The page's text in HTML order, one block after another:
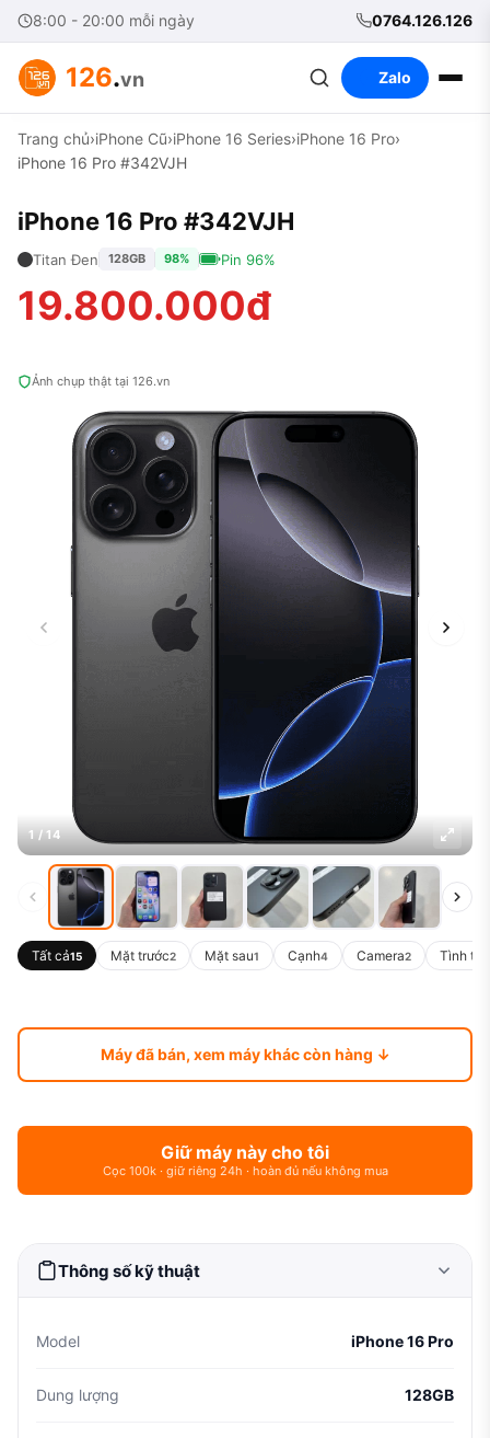
8:00 - 20:00 mỗi ngày 0764.126.126
126.vn Zalo
Trang chủ›iPhone Cũ›iPhone 16 Series›iPhone 16 Pro›
iPhone 16 Pro #342VJH
Ảnh chụp thật tại 126.vn
1 / 14
Tất cả15 Mặt trước2 Mặt sau1 Cạnh4 Camera2 Tình
iPhone 16 Pro #342VJH
Titan Đen 128GB 98% Pin 96%
19.800.000đ
Máy đã bán, xem máy khác còn hàng ↓
Giữ máy này cho tôi
Cọc 100k · giữ riêng 24h · hoàn đủ nếu không mua
Thông số kỹ thuật
Model iPhone 16 Pro
Dung lượng 128GB